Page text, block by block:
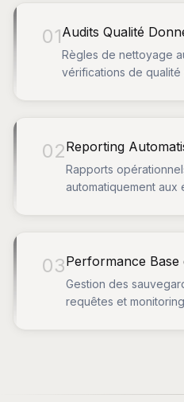
01Audits Qualité
Règles de nettoyage
vérifications de qualité
02Reporting
Rapports
automatiquement
03Performance Base
Gestion des
requêtes et